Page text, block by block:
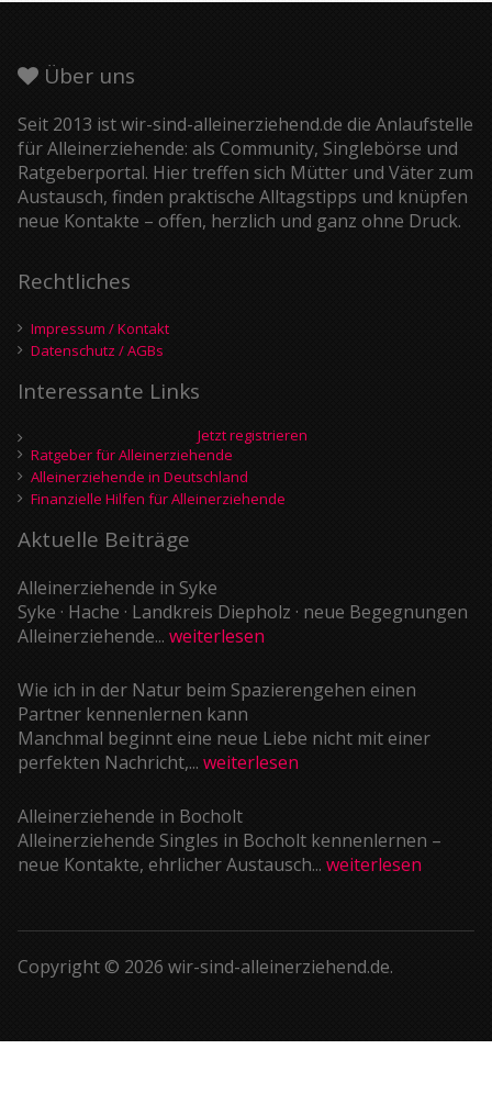
Über uns
Seit 2013 ist wir-sind-alleinerziehend.de die Anlaufstelle
für Alleinerziehende: als Community, Singlebörse und
Ratgeberportal. Hier treffen sich Mütter und Väter zum
Austausch, finden praktische Alltagstipps und knüpfen
neue Kontakte – offen, herzlich und ganz ohne Druck.
Rechtliches
Impressum / Kontakt
Datenschutz / AGBs
Interessante Links
Jetzt registrieren
Ratgeber für Alleinerziehende
Alleinerziehende in Deutschland
Finanzielle Hilfen für Alleinerziehende
Aktuelle Beiträge
Alleinerziehende in Syke
Syke · Hache · Landkreis Diepholz · neue Begegnungen
Alleinerziehende... weiterlesen
Wie ich in der Natur beim Spazierengehen einen
Partner kennenlernen kann
Manchmal beginnt eine neue Liebe nicht mit einer
perfekten Nachricht,... weiterlesen
Alleinerziehende in Bocholt
Alleinerziehende Singles in Bocholt kennenlernen –
neue Kontakte, ehrlicher Austausch... weiterlesen
Copyright © 2026 wir-sind-alleinerziehend.de.